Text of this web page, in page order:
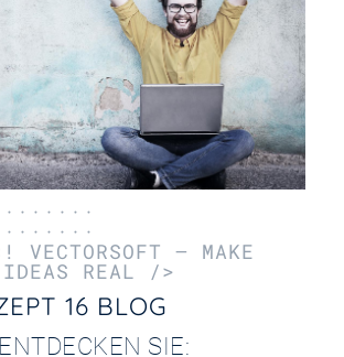
VECTORSOFT – MAKE
IDEAS REAL />
16 BLOG
SIE: